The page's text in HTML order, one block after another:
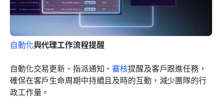
自動化與代理工作流程提醒
自動化交易更新、指派通知、審核提醒及客戶跟進任務，
確保在客戶生命周期中持續且及時的互動，減少團隊的行
政工作量。